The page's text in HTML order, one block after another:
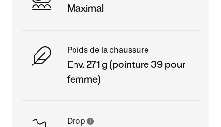
Maximal
Poids de la chaussure
Env. 271 g (pointure 39 pour
femme)
Drop